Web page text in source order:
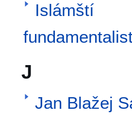
Islámští
J
Jan Blažej